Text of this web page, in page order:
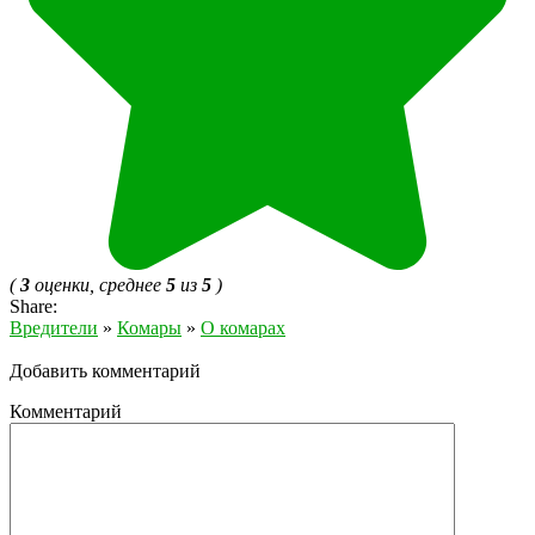
(3 оценки, среднее 5 из 5 )
Share:
Вредители » Комары » О комарах
Добавить комментарий
Комментарий